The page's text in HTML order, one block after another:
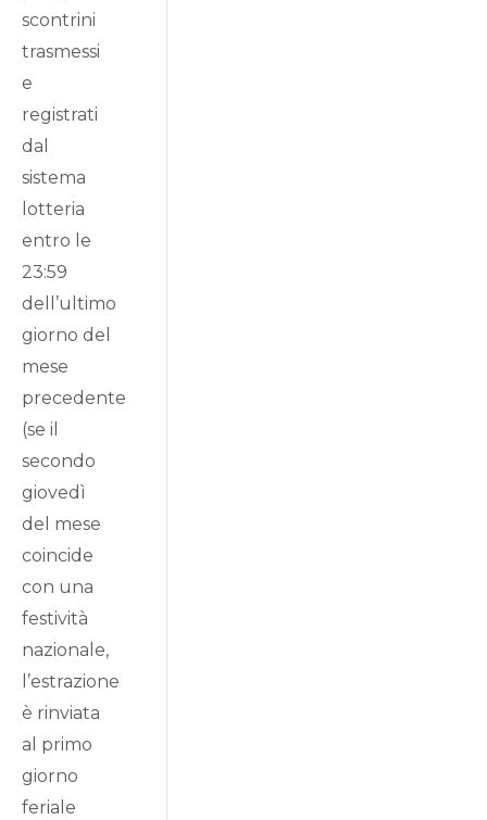
scontrini
trasmessi
e
registrati
dal
sistema
lotteria
entro le
23:59
dell’ultimo
giorno del
mese
precedente
(se il
secondo
giovedì
del mese
coincide
con una
festività
nazionale,
l’estrazione
è rinviata
al primo
giorno
feriale